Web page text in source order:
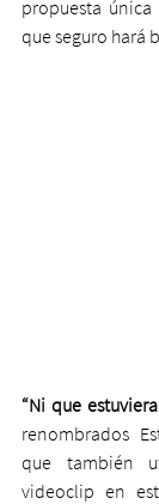
propuesta
que seguro hará
“Ni que
renombrados
que también
videoclip en